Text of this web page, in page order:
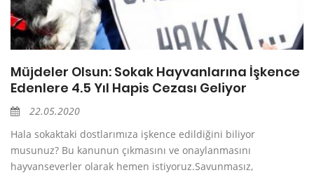
Müjdeler Olsun: Sokak Hayvanlarına İşkence
Edenlere 4.5 Yıl Hapis Cezası Geliyor
22.05.2020
Hala sokaktaki dostlarımıza işkence edildiğini biliyor
musunuz? Bu kanunun çıkmasını ve onaylanmasını
hayvanseverler olarak hemen istiyoruz.Savunmasız,